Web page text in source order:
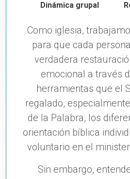
Dinámica grupal
Como iglesia,
para que cada
verdadera
emocional a través
herramientas que el
regalado,
de la Palabra, los
orientación bíblica
voluntario en el
Sin embargo,